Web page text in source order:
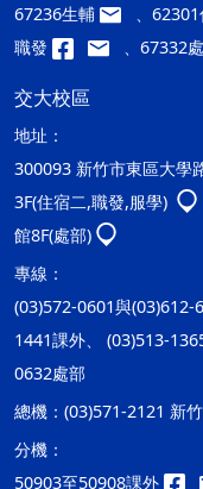
67236生輔
、
職發
、67332
交大校區
地址：
300093 新竹市東區大學
3F(住宿二,職發,服學)
館8F(處部)
專線：
(03)572-0601與(03)612-
1441課外、 (03)513-
0632處部
總機： (03)571-2121 新竹
分機：
50903至50908課外